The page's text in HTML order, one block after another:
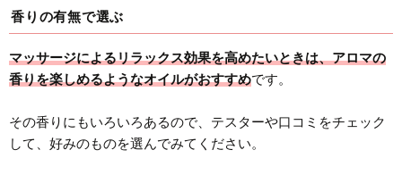
香りの有無で選ぶ
マッサージによるリラックス効果を高めたいときは、アロマの
香りを楽しめるようなオイルがおすすめです。
その香りにもいろいろあるので、テスターや口コミをチェック
して、好みのものを選んでみてください。